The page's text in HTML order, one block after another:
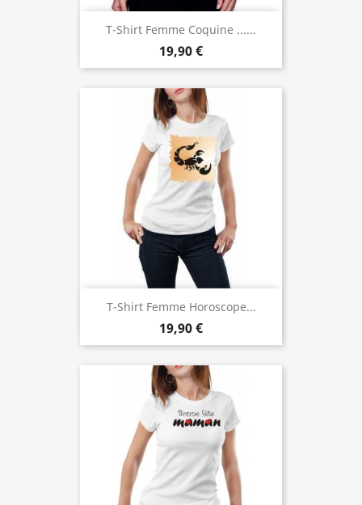
T-Shirt Femme Coquine ......
19,90 €
T-Shirt Femme Horoscope...
19,90 €